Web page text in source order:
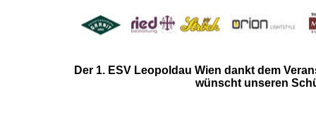
Der 1. ESV Leopoldau Wien dankt dem
wünscht unseren